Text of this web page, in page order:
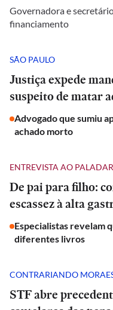
Governadora e
financiamento
SÃO PAULO
Justiça expede
suspeito de matar
Advogado que sumiu
achado morto
ENTREVISTA AO PALADAR
De pai para filho:
escassez à alta
Especialistas revelam
diferentes livros
CONTRARIANDO
STF abre